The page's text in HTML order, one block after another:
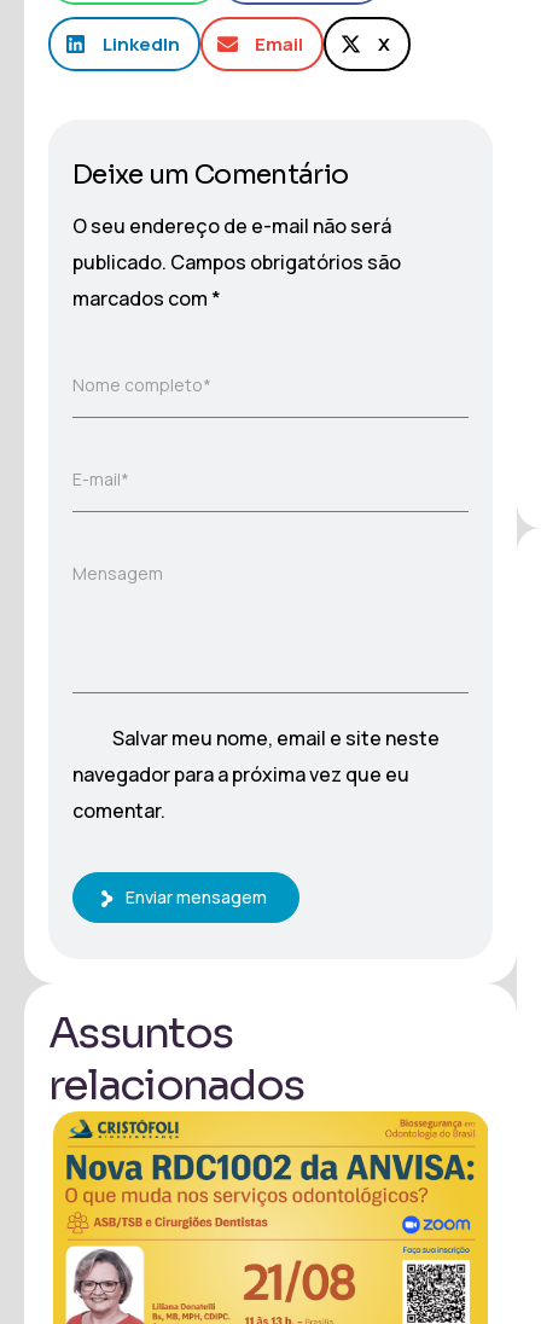
LinkedIn Email X
Deixe um Comentário
O seu endereço de e-mail não será
publicado. Campos obrigatórios são
marcados com *
Nome completo*
E-mail*
Mensagem
Salvar meu nome, email e site neste
navegador para a próxima vez que eu
comentar.
Enviar mensagem
Assuntos
relacionados